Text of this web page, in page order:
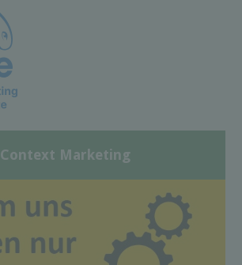
Context Marketing